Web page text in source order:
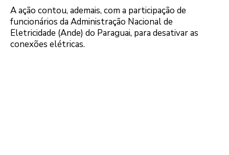
A ação contou, ademais, com a participação de
funcionários da Administração Nacional de
Eletricidade (Ande) do Paraguai, para desativar as
conexões elétricas.